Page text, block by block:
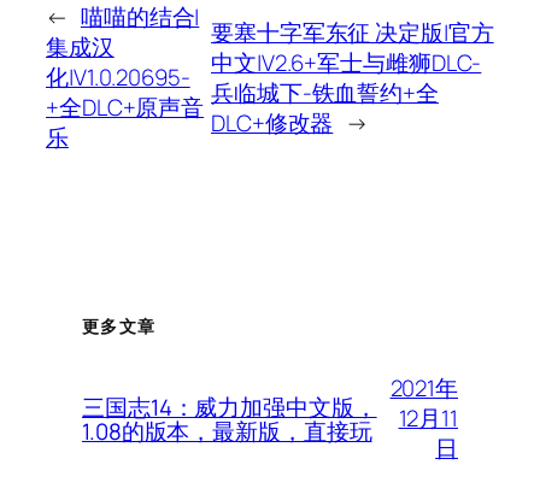
← 喵喵的结合|
集成汉
化|V1.0.20695-
+全DLC+原声音
乐
要塞十字军东征 决定版|官方
中文|V2.6+军士与雌狮DLC-
兵临城下-铁血誓约+全
DLC+修改器 →
更多文章
三国志14：威力加强中文版，
1.08的版本，最新版，直接玩
2021年
12月11
日